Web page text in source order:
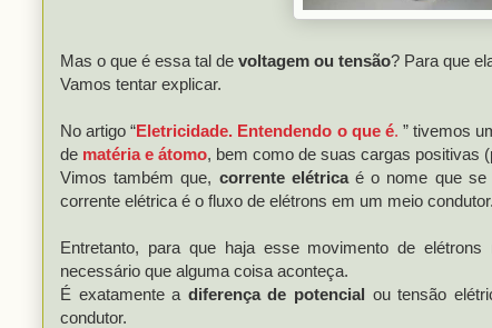
Mas o que é essa tal de voltagem ou tensão? Para que
Vamos tentar explicar.
No artigo “Eletricidade. Entendendo o que é. ” tivemos
de matéria e átomo, bem como de suas cargas positivas
Vimos também que, corrente elétricaé o nome que se
corrente elétrica é o fluxo de elétrons em um meio condutor.
Entretanto, para que haja esse movimento de
necessário que alguma coisa aconteça.
É exatamente a diferença de potencial ou tensão
condutor.